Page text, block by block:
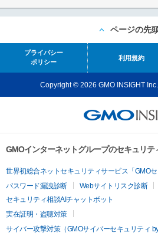
ページの先
プライバシー
ポリシー
利用規約
Copyright © 2026 GMO INSIGHT
GMOインターネットグループのセキュリテ
世界初総合ネットセキュリティサービス「GMOセ
パスワード漏洩診断
Webサイトリスク診断
セキュリティ相談AIチャットボット
実在証明・盗聴対策
サイバー攻撃対策（GMOサイバーセキュリティ